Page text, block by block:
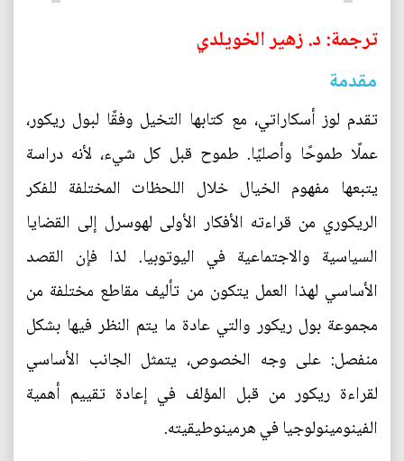
ترجمة: د. زهير الخويلدي
مقدمة
تقدم لوز أسكاراتي، مع كتابها التخيل وفقًا لبول ريكور،
عملًا طموحًا وأصليًا. طموح قبل كل شيء، لأنه دراسة
يتبعها مفهوم الخيال خلال اللحظات المختلفة للفكر
الريكوري من قراءته الأفكار الأولى لهوسرل إلى القضايا
السياسية والاجتماعية في اليوتوبيا. لذا فإن القصد
الأساسي لهذا العمل يتكون من تأليف مقاطع مختلفة من
مجموعة بول ريكور والتي عادة ما يتم النظر فيها بشكل
منفصل: على وجه الخصوص، يتمثل الجانب الأساسي
لقراءة ريكور من قبل المؤلف في إعادة تقييم أهمية
الفينومينولوجيا في هرمينوطيقيته.